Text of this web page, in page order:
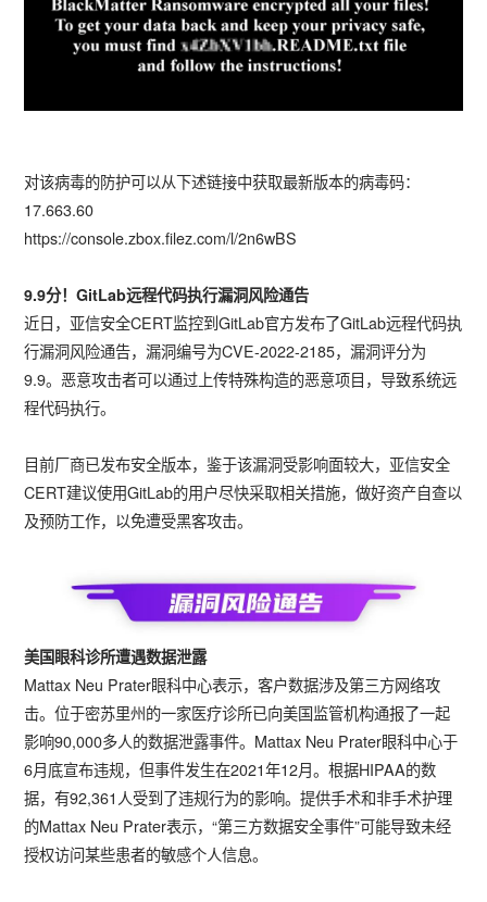
对该病毒的防护可以从下述链接中获取最新版本的病毒码：
17.663.60
https://console.zbox.filez.com/l/2n6wBS
9.9分！GitLab远程代码执行漏洞风险通告
近日，亚信安全CERT监控到GitLab官方发布了GitLab远程代码执
行漏洞风险通告，漏洞编号为CVE-2022-2185，漏洞评分为
9.9。恶意攻击者可以通过上传特殊构造的恶意项目，导致系统远
程代码执行。
目前厂商已发布安全版本，鉴于该漏洞受影响面较大，亚信安全
CERT建议使用GitLab的用户尽快采取相关措施，做好资产自查以
及预防工作，以免遭受黑客攻击。
美国眼科诊所遭遇数据泄露
Mattax Neu Prater眼科中心表示，客户数据涉及第三方网络攻
击。位于密苏里州的一家医疗诊所已向美国监管机构通报了一起
影响90,000多人的数据泄露事件。Mattax Neu Prater眼科中心于
6月底宣布违规，但事件发生在2021年12月。根据HIPAA的数
据，有92,361人受到了违规行为的影响。提供手术和非手术护理
的Mattax Neu Prater表示，“第三方数据安全事件”可能导致未经
授权访问某些患者的敏感个人信息。